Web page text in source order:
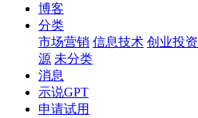
博客
分类
市场营销 信息技术 创业投资
源 未分类
消息
示说GPT
申请试用